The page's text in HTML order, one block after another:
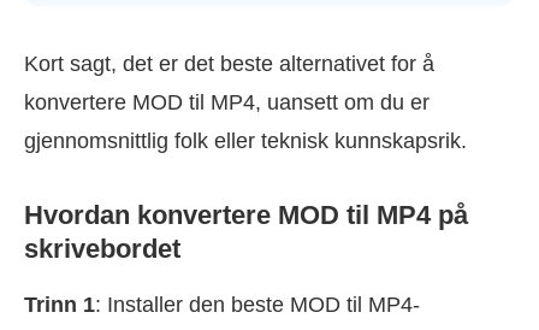
Kort sagt, det er det beste alternativet for å
konvertere MOD til MP4, uansett om du er
gjennomsnittlig folk eller teknisk kunnskapsrik.
Hvordan konvertere MOD til MP4 på
skrivebordet
Trinn 1: Installer den beste MOD til MP4-